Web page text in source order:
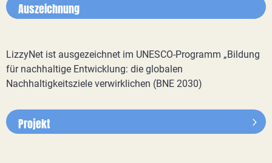
Auszeichnung
LizzyNet ist ausgezeichnet im UNESCO-Programm „Bildung
für nachhaltige Entwicklung: die globalen
Nachhaltigkeitsziele verwirklichen (BNE 2030)
Projekt